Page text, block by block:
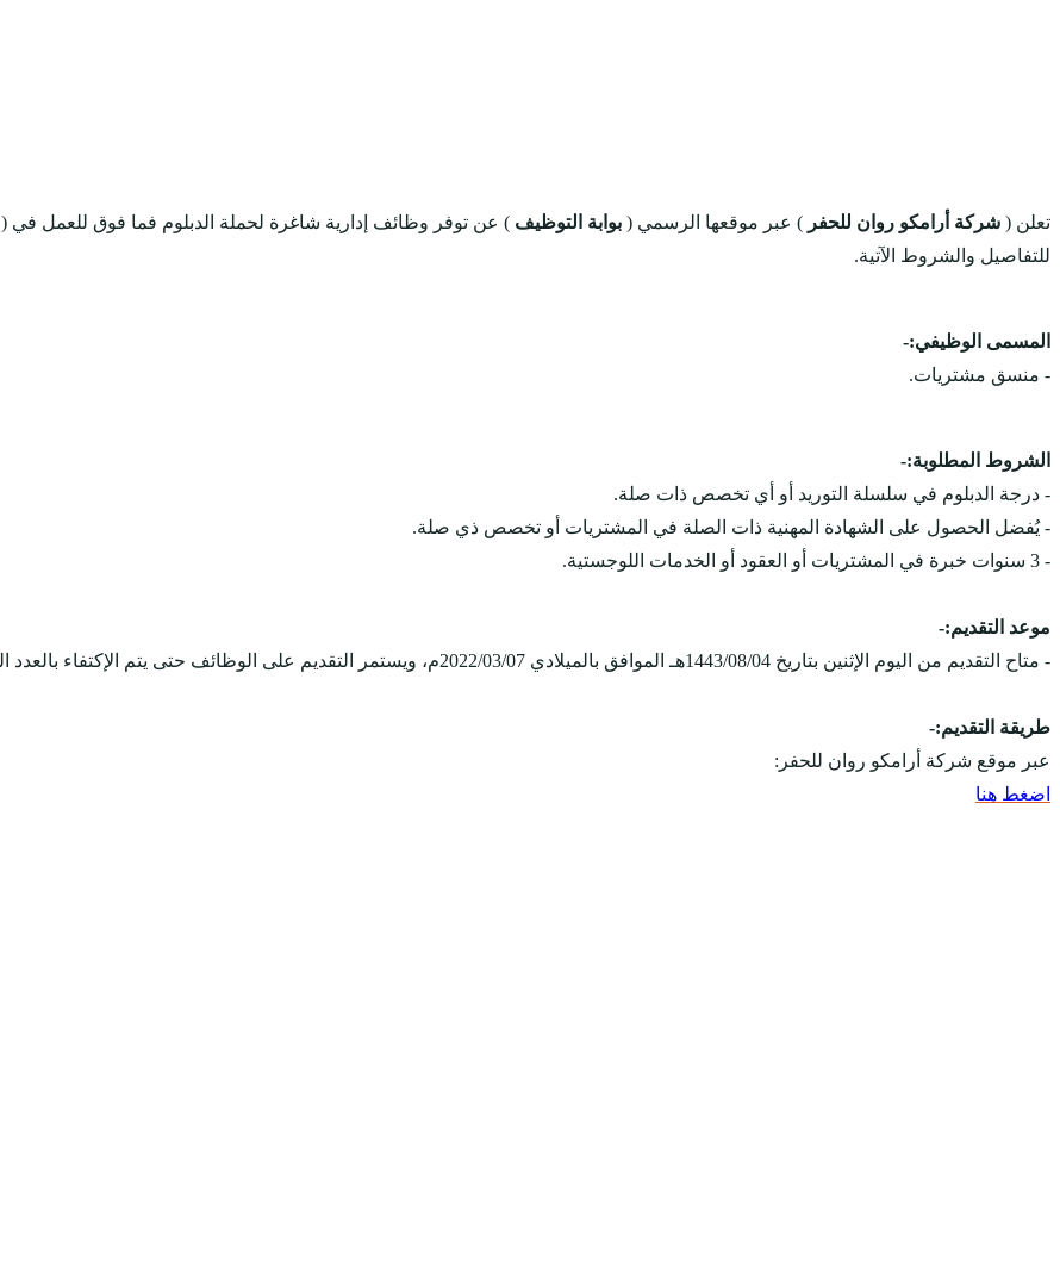
تعلن ( شركة أرامكو روان للحفر ) عبر موقعها الرسمي ( بوابة التوظيف ) عن توفر وظائف إدارية شاغرة لحملة الدبلوم فما فوق للعمل في (
للتفاصيل والشروط الآتية.
المسمى الوظيفي:-
- منسق مشتريات.
الشروط المطلوبة:-
- درجة الدبلوم في سلسلة التوريد أو أي تخصص ذات صلة.
- يُفضل الحصول على الشهادة المهنية ذات الصلة في المشتريات أو تخصص ذي صلة.
- 3 سنوات خبرة في المشتريات أو العقود أو الخدمات اللوجستية.
موعد التقديم:-
- متاح التقديم من اليوم الإثنين بتاريخ 1443/08/04هـ الموافق بالميلادي 2022/03/07م، ويستمر التقديم على الوظائف حتى يتم الإكتفاء بالعدد المطلوب.
طريقة التقديم:-
عبر موقع شركة أرامكو روان للحفر:
اضغط هنا